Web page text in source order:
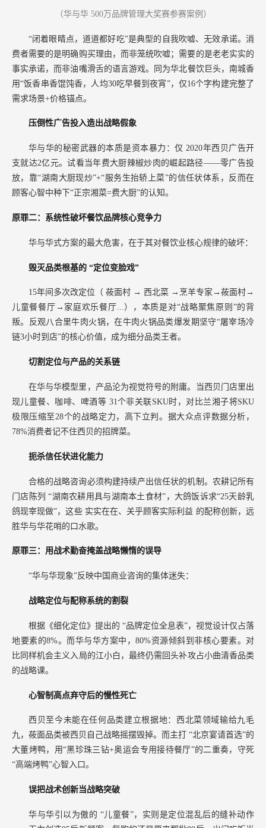
（华与华 500万品牌管理大奖赛参赛案例）
“闭着眼睛点，道道都好吃”是典型的自我吹嘘、无效承诺。消
费者需要的是明确购买理由，而非笼统吹嘘；需要的是老老实实的
事实承诺，而非油嘴滑舌的语言游戏。同为华北餐饮巨头，南城香
用“饭香串香馄饨香，人均30吃早餐到夜宵”，仅16个字构建完整了
需求场景+价格锚点。
压倒性广告投入造出战略假象
华与华的秘密武器的本质是资本暴力：仅2020年西贝广告开
支就达2亿元。试看当年费大厨辣椒炒肉的崛起路径——零广告投
放，靠“湖南大厨现炒”+“服务生抬轿上菜”的信任状体系，反而在
顾客心智中种下“正宗湘菜=费大厨”的认知。
原罪二：系统性破坏餐饮品牌核心竞争力
华与华式方案的最大危害，在于其对餐饮业核心规律的破坏：
毁灭品类根基的 “定位变脸戏”
15年间多次改定位（ 莜面村 → 西北菜 →烹羊专家→莜面村→
儿童餐餐厅→家庭欢乐餐厅...），本质是对“战略聚焦原则”的背
叛。反观八合里牛肉火锅，在牛肉火锅品类爆发期坚守“屠宰场冷
链3小时到店”的核心价值，成为细分品类王者。
切割定位与产品的关系链
在华与华模型里，产品沦为视觉符号的附庸。当西贝门店里出
现儿童餐、咖啡、啤酒等 31个非关联SKU时，对比兰湘子将SKU
极限压缩至28个的战略定力，高下立判。据大众点评数据分析，
78%消费者记不住西贝的招牌菜。
扼杀信任状进化能力
合格的战略咨询必须构建持续产出信任状的机制。农耕记所有
门店陈列“湖南农耕用具与湖南本土食材”，大鸽饭诉求“25天龄乳
鸽现宰现做”，这些 实实在在、关乎顾客实际利益 的配称创新，远
胜华与华花哨的口水歌。
原罪三：用战术勤奋掩盖战略懒惰的误导
“华与华现象”反映中国商业咨询的集体迷失：
战略定位与配称系统的割裂
根据《细化定位》提出的 “品牌定位全息表”，视觉设计仅占落
地要素的8%。而华与华方案中，80%资源倾斜到非核心要素。对
比同样机会主义入局的江小白，最终仍需回头补攻占小曲清香品类
的战略课。
心智制高点弃守后的慢性死亡
西贝至今未能在任何品类建立根据地：西北菜领域输给九毛
九，莜面品类被西贝自己战略摇摆毁掉。而主打 “北京宴请首选”的
大董烤鸭，用“黑珍珠三钻+奥运会专用接待餐厅”的二重奏，守死
“高端烤鸭”心智入口。
误把战术创新当战略突破
华与华引以为傲的 “儿童餐”，实则是定位混乱后的缝补动作